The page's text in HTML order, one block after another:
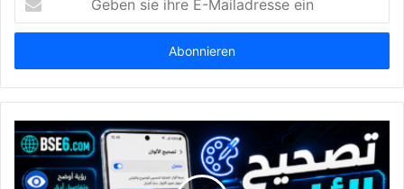
sie
ihre
Mailadresse
ein